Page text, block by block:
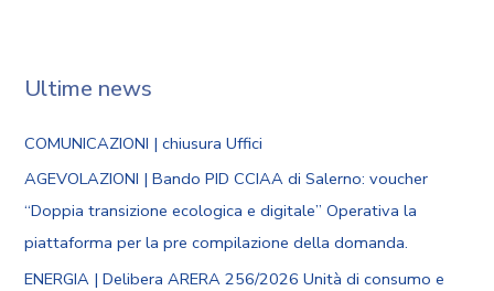
Ultime news
COMUNICAZIONI | chiusura Uffici
AGEVOLAZIONI | Bando PID CCIAA di Salerno: voucher
“Doppia transizione ecologica e digitale” Operativa la
piattaforma per la pre compilazione della domanda.
ENERGIA | Delibera ARERA 256/2026 Unità di consumo e